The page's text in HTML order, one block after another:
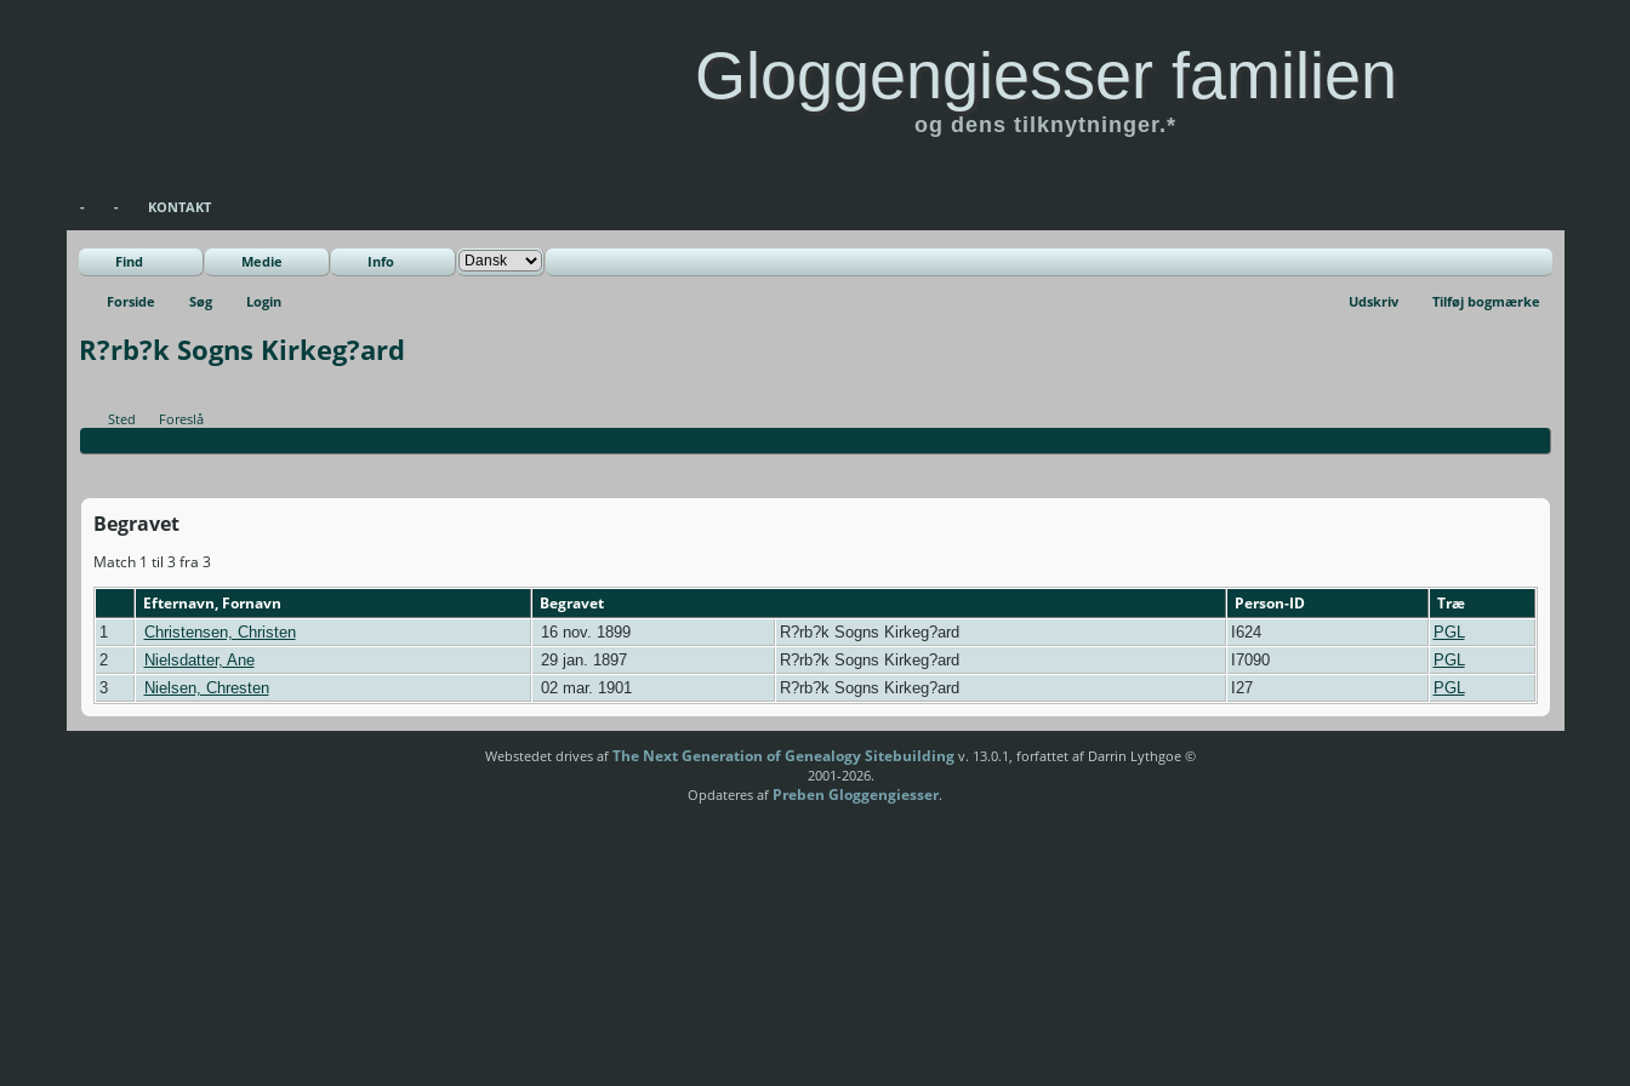
Gloggengiesser familien
og dens tilknytninger.*
- - KONTAKT
Find Medie Info
Forside Søg Login Udskriv Tilføj bogmærke
R?rb?k Sogns Kirkeg?ard
Sted Foreslå
Begravet
Match 1 til 3 fra 3
Efternavn, Fornavn
Begravet Person-ID Træ
1 Christensen, Christen 16 nov. 1899 R?rb?k Sogns Kirkeg?ard I624
PGL
2
Nielsdatter, Ane 29 jan. 1897 R?rb?k Sogns Kirkeg?ard I7090
PGL
3
Nielsen, Chresten 02 mar. 1901 R?rb?k Sogns Kirkeg?ard I27 PGL
Webstedet drives af The Next Generation of Genealogy Sitebuilding v. 13.0.1, forfattet af Darrin Lythgoe ©
2001-2026.
Opdateres af Preben Gloggengiesser.